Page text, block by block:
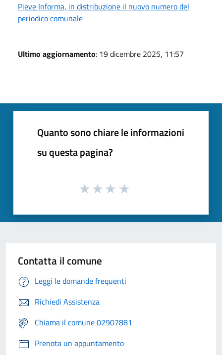
Pieve Informa, in distribuzione il nuovo numero del
periodico comunale
Ultimo aggiornamento: 19 dicembre 2025, 11:57
Quanto sono chiare le informazioni
su questa pagina?
Contatta il comune
Leggi le domande frequenti
Richiedi Assistenza
Chiama il comune 02907881
Prenota un appuntamento